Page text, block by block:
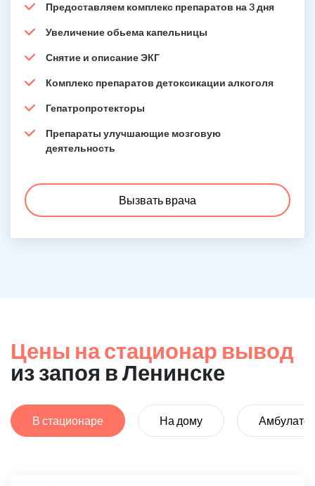
Предоставляем комплекс препаратов на 3 дня
Увеличение обьема капельницы
Снятие и описание ЭКГ
Комплекс препаратов детоксикации алкоголя
Гепатропротекторы
Препараты улучшающие мозговую
деятельность
Вызвать врача
Цены на стационар вывод
из запоя в Ленинске
В стационаре На дому